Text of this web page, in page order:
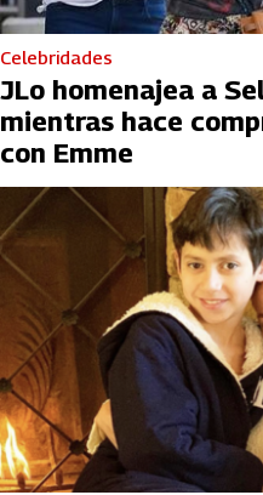
Celebridades
JLo homenajea a
mientras hace
con Emme